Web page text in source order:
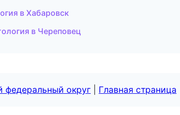
в Хабаровск
в Череповец
федеральный округ Главная страница